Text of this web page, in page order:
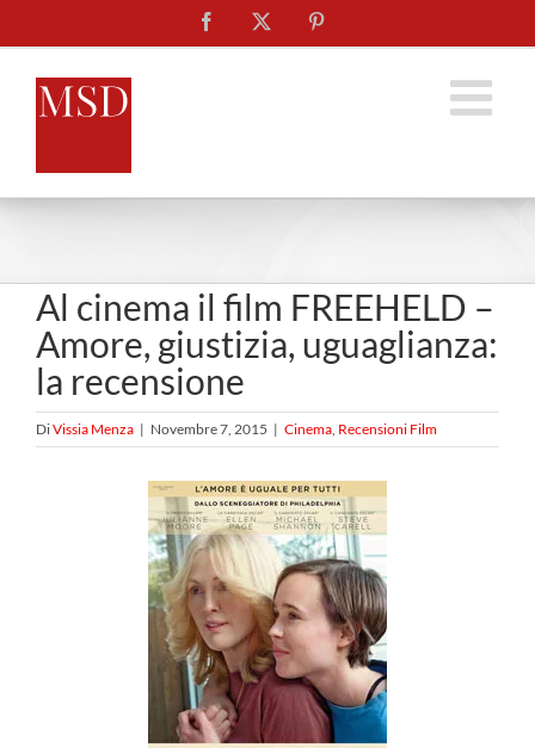
al
contenuto
Facebook
Al cinema il film FREEHELD –
Amore, giustizia, uguaglianza:
la recensione
DiVissia Menza | Novembre 7, 2015 | Cinema, Recensioni Film